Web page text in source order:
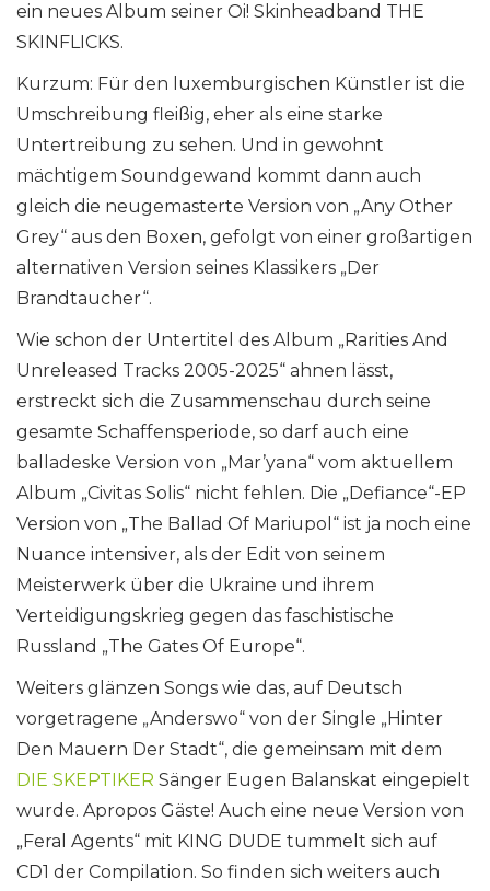
ein neues Album seiner Oi! Skinheadband THE
SKINFLICKS.
Kurzum: Für den luxemburgischen Künstler ist die
Umschreibung fleißig, eher als eine starke
Untertreibung zu sehen. Und in gewohnt
mächtigem Soundgewand kommt dann auch
gleich die neugemasterte Version von „Any Other
Grey“ aus den Boxen, gefolgt von einer großartigen
alternativen Version seines Klassikers „Der
Brandtaucher“.
Wie schon der Untertitel des Album „Rarities And
Unreleased Tracks 2005-2025“ ahnen lässt,
erstreckt sich die Zusammenschau durch seine
gesamte Schaffensperiode, so darf auch eine
balladeske Version von „Mar’yana“ vom aktuellem
Album „Civitas Solis“ nicht fehlen. Die „Defiance“-EP
Version von „The Ballad Of Mariupol“ ist ja noch eine
Nuance intensiver, als der Edit von seinem
Meisterwerk über die Ukraine und ihrem
Verteidigungskrieg gegen das faschistische
Russland „The Gates Of Europe“.
Weiters glänzen Songs wie das, auf Deutsch
vorgetragene „Anderswo“ von der Single „Hinter
Den Mauern Der Stadt“, die gemeinsam mit dem
DIE SKEPTIKER Sänger Eugen Balanskat eingepielt
wurde. Apropos Gäste! Auch eine neue Version von
„Feral Agents“ mit KING DUDE tummelt sich auf
CD1 der Compilation. So finden sich weiters auch